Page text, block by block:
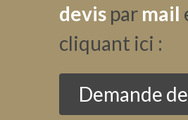
devis par mail
cliquant ici :
Demande